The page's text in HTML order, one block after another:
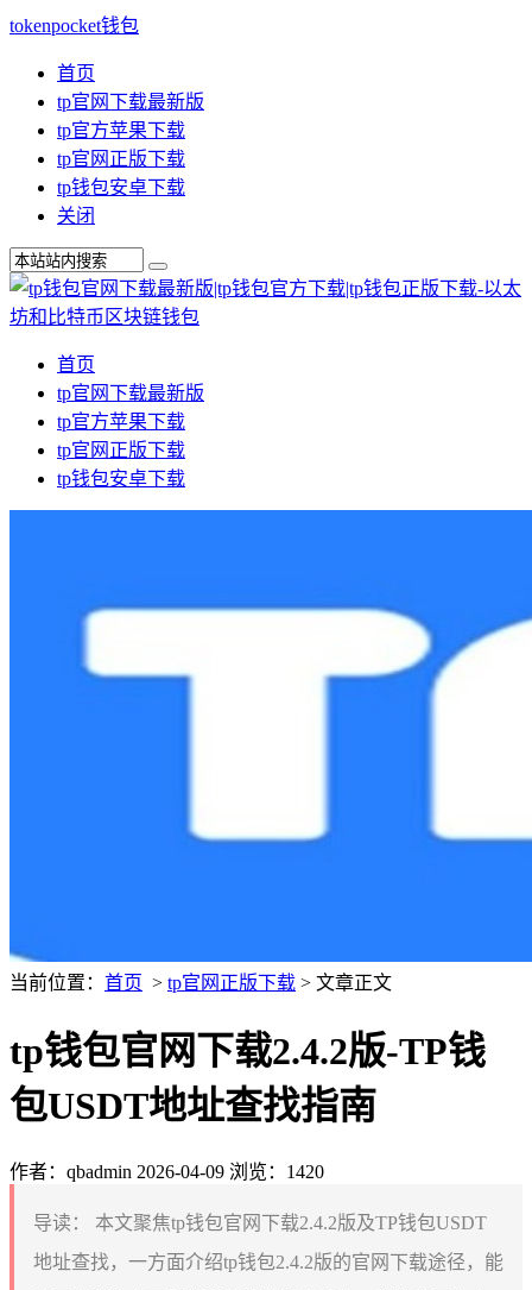
tokenpocket钱包
首页
tp官网下载最新版
tp官方苹果下载
tp官网正版下载
tp钱包安卓下载
关闭
首页
tp官网下载最新版
tp官方苹果下载
tp官网正版下载
tp钱包安卓下载
当前位置： 首页 > tp官网正版下载 > 文章正文
tp钱包官网下载2.4.2版-TP钱
包USDT地址查找指南
作者：qbadmin 2026-04-09 浏览：1420
导读：
本文聚焦tp钱包官网下载2.4.2版及TP钱包USDT
地址查找，一方面介绍tp钱包2.4.2版的官网下载途径，能